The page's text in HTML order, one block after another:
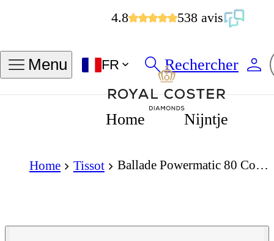
4.8 538 avis
Menu FR Rechercher
Home Nijntje
Home Tissot